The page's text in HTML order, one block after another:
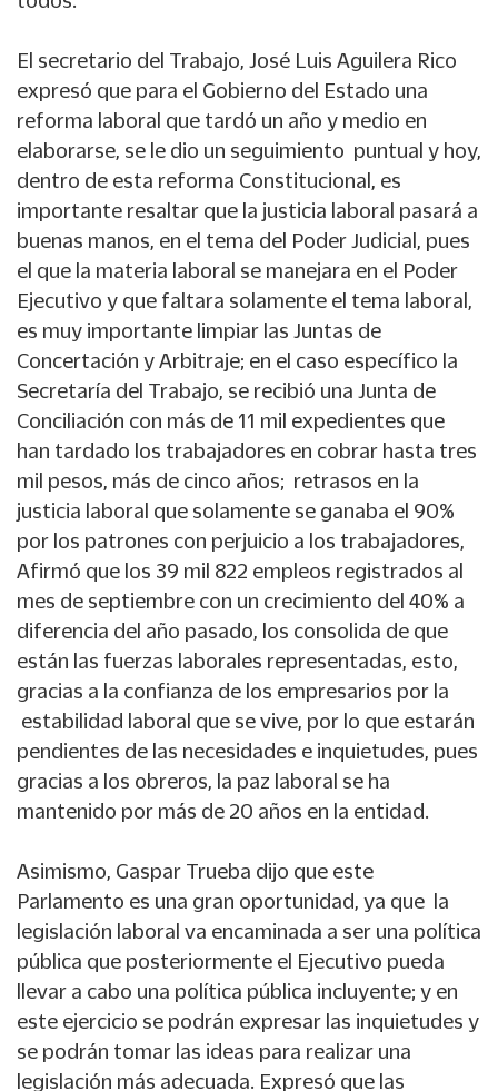
El secretario del Trabajo, José Luis Aguilera Rico
expresó que para el Gobierno del Estado una
reforma laboral que tardó un año y medio en
elaborarse, se le dio un seguimiento puntual y hoy,
dentro de esta reforma Constitucional, es
importante resaltar que la justicia laboral pasará a
buenas manos, en el tema del Poder Judicial, pues
el que la materia laboral se manejara en el Poder
Ejecutivo y que faltara solamente el tema laboral,
es muy importante limpiar las Juntas de
Concertación y Arbitraje; en el caso específico la
Secretaría del Trabajo, se recibió una Junta de
Conciliación con más de 11 mil expedientes que
han tardado los trabajadores en cobrar hasta tres
mil pesos, más de cinco años; retrasos en la
justicia laboral que solamente se ganaba el 90%
por los patrones con perjuicio a los trabajadores,
Afirmó que los 39 mil 822 empleos registrados al
mes de septiembre con un crecimiento del 40% a
diferencia del año pasado, los consolida de que
están las fuerzas laborales representadas, esto,
gracias a la confianza de los empresarios por la
estabilidad laboral que se vive, por lo que estarán
pendientes de las necesidades e inquietudes, pues
gracias a los obreros, la paz laboral se ha
mantenido por más de 20 años en la entidad.
Asimismo, Gaspar Trueba dijo que este
Parlamento es una gran oportunidad, ya que la
legislación laboral va encaminada a ser una política
pública que posteriormente el Ejecutivo pueda
llevar a cabo una política pública incluyente; y en
este ejercicio se podrán expresar las inquietudes y
se podrán tomar las ideas para realizar una
legislación más adecuada. Expresó que las